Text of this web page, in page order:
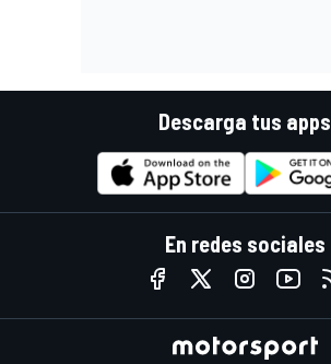
Descarga tus apps
En redes sociales